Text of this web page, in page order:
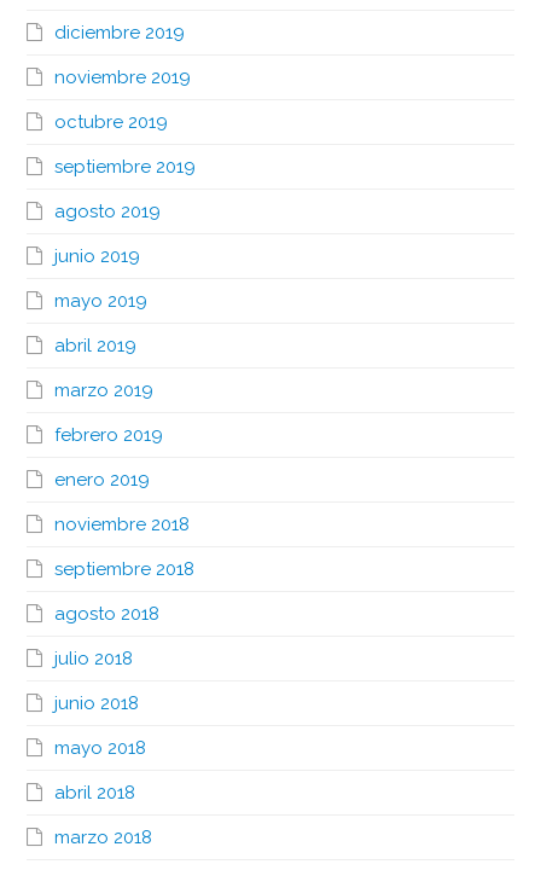
diciembre 2019
noviembre 2019
octubre 2019
septiembre 2019
agosto 2019
junio 2019
mayo 2019
abril 2019
marzo 2019
febrero 2019
enero 2019
noviembre 2018
septiembre 2018
agosto 2018
julio 2018
junio 2018
mayo 2018
abril 2018
marzo 2018